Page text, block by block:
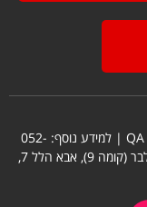
052-
| info@qaexperts.co.il | בית סילבר (קומה 9), אבא הלל 7,